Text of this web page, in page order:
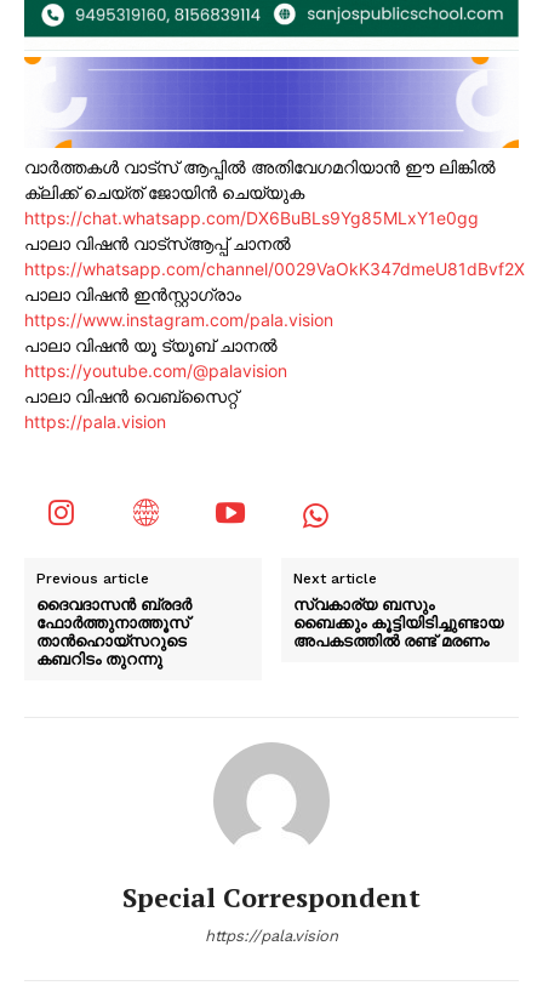
വാർത്തകൾ വാട്സ് ആപ്പിൽ അതിവേഗമറിയാൻ ഈ ലിങ്കിൽ
ക്ലിക്ക് ചെയ്ത് ജോയിൻ ചെയ്യുക
https://chat.whatsapp.com/DX6BuBLs9Yg85MLxY1e0gg
പാലാ വിഷൻ വാട്സ്ആപ്പ് ചാനൽ
https://whatsapp.com/channel/0029VaOkK347dmeU81dBvf2X
പാലാ വിഷൻ ഇൻസ്റ്റാഗ്രാം
https://www.instagram.com/pala.vision
പാലാ വിഷൻ യൂ ട്യൂബ് ചാനൽ
https://youtube.com/@palavision
പാലാ വിഷൻ വെബ്സൈറ്റ്
https://pala.vision
Previous article
ദൈവദാസൻ ബ്രദർ
ഫോർത്തുനാത്തൂസ്
താൻഹൊയ്സറുടെ
കബറിടം തുറന്നു
Next article
സ്വകാര്യ ബസും
ബൈക്കും കൂട്ടിയിടിച്ചുണ്ടായ
അപകടത്തില്‍ രണ്ട് മരണം
Special Correspondent
https://pala.vision